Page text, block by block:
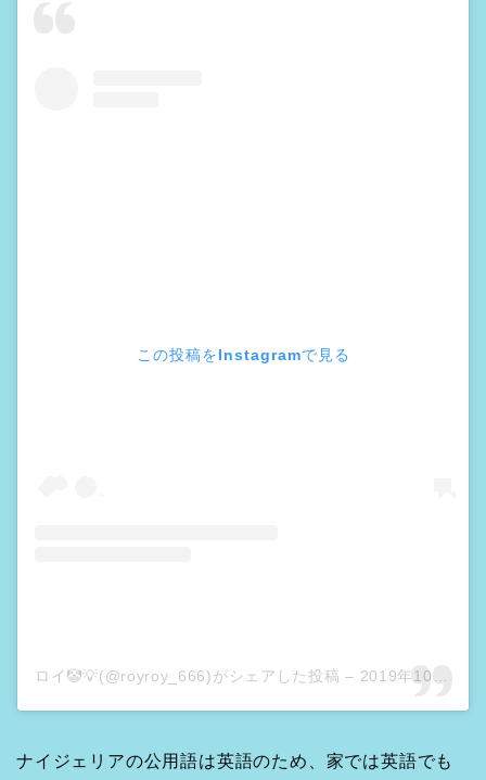
この投稿をInstagramで見る
ロイ🤡💡(@royroy_666)がシェアした投稿 – 2019年10月月6日午後11時12分PDT
ナイジェリアの公用語は英語のため、家では英語でも